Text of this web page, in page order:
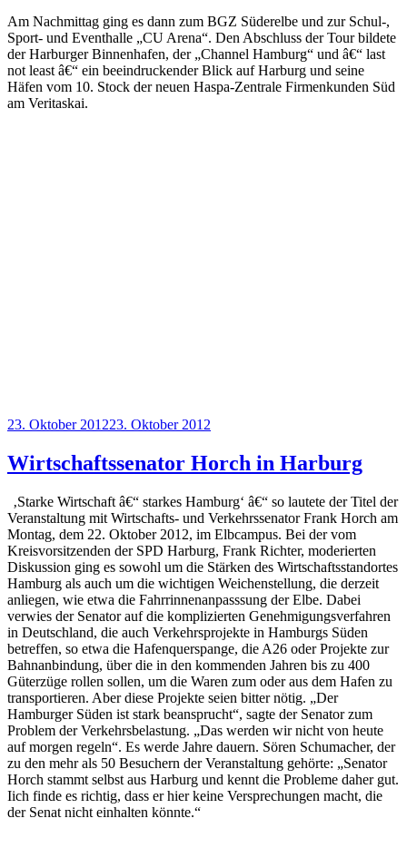
Am Nachmittag ging es dann zum BGZ Süderelbe und zur Schul-,
Sport- und Eventhalle „CU Arena“. Den Abschluss der Tour bildete
der Harburger Binnenhafen, der „Channel Hamburg“ und â€“ last
not least â€“ ein beeindruckender Blick auf Harburg und seine
Häfen vom 10. Stock der neuen Haspa-Zentrale Firmenkunden Süd
am Veritaskai.
Veröffentlicht
23. Oktober 201223. Oktober 2012
Wirtschaftssenator Horch in Harburg
‚Starke Wirtschaft â€“ starkes Hamburg‘ â€“ so lautete der Titel der
Veranstaltung mit Wirtschafts- und Verkehrssenator Frank Horch am
Montag, dem 22. Oktober 2012, im Elbcampus. Bei der vom
Kreisvorsitzenden der SPD Harburg, Frank Richter, moderierten
Diskussion ging es sowohl um die Stärken des Wirtschaftsstandortes
Hamburg als auch um die wichtigen Weichenstellung, die derzeit
anliegen, wie etwa die Fahrrinnenanpasssung der Elbe. Dabei
verwies der Senator auf die komplizierten Genehmigungsverfahren
in Deutschland, die auch Verkehrsprojekte in Hamburgs Süden
betreffen, so etwa die Hafenquerspange, die A26 oder Projekte zur
Bahnanbindung, über die in den kommenden Jahren bis zu 400
Güterzüge rollen sollen, um die Waren zum oder aus dem Hafen zu
transportieren. Aber diese Projekte seien bitter nötig. „Der
Hamburger Süden ist stark beansprucht“, sagte der Senator zum
Problem der Verkehrsbelastung. „Das werden wir nicht von heute
auf morgen regeln“. Es werde Jahre dauern. Sören Schumacher, der
zu den mehr als 50 Besuchern der Veranstaltung gehörte: „Senator
Horch stammt selbst aus Harburg und kennt die Probleme daher gut.
Iich finde es richtig, dass er hier keine Versprechungen macht, die
der Senat nicht einhalten könnte.“